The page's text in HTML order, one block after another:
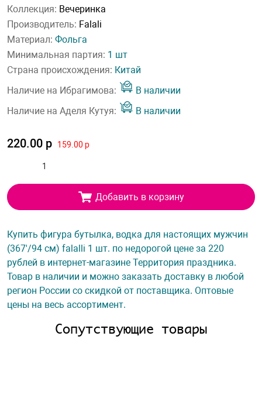
Коллекция: Вечеринка
Производитель: Falali
Материал: Фольга
Минимальная партия: 1 шт
Страна происхождения: Китай
Наличие на Ибрагимова:
В наличии
Наличие на Аделя Кутуя:
В наличии
220.00 р 159.00 р
Добавить в корзину
Купить фигура бутылка, водка для настоящих мужчин
(367'/94 см) falalli 1 шт. по недорогой цене за 220
рублей в интернет-магазине Территория праздника.
Товар в наличии и можно заказать доставку в любой
регион России со скидкой от поставщика. Оптовые
цены на весь ассортимент.
Сопутствующие товары